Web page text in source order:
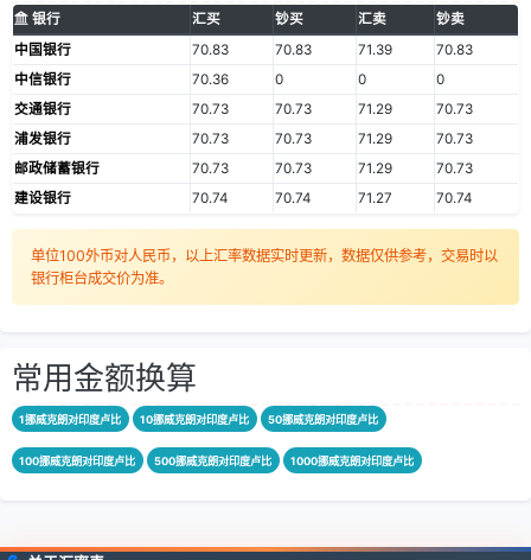
银行 汇买 钞买 汇卖
钞卖
中国银行
70.83 70.83 71.39
70.83
中信银行
70.36 0 0
0
交通银行
70.73 70.73 71.29
70.73
浦发银行
70.73 70.73 71.29
70.73
邮政储蓄银行
70.73 70.73 71.29
70.73
建设银行
70.74 70.74 71.27 70.74
单位100外币对人民币，以上汇率数据实时更新，数据仅供参考，交易时以
银行柜台成交价为准。
常用金额换算
1挪威克朗对印度卢比 10挪威克朗对印度卢比 50挪威克朗对印度卢比
100挪威克朗对印度卢比 500挪威克朗对印度卢比 1000挪威克朗对印度卢比